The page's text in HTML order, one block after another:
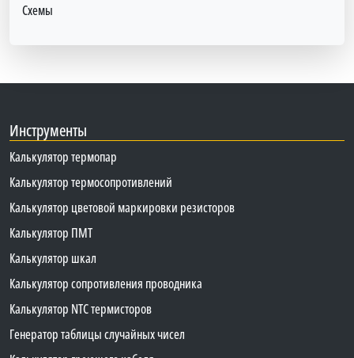
Схемы
Инструменты
Калькулятор термопар
Калькулятор термосопротивлений
Калькулятор цветовой маркировки резисторов
Калькулятор ПМТ
Калькулятор шкал
Калькулятор сопротивления проводника
Калькулятор NTC термисторов
Генератор таблицы случайных чисел